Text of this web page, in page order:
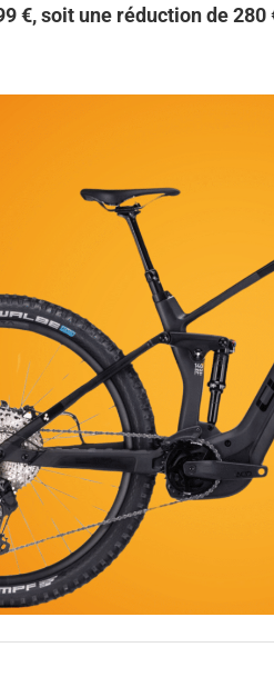
€, soit une réduction de